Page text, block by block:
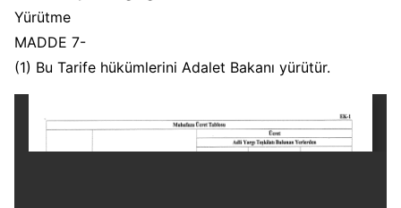
Yürütme
MADDE 7-
(1) Bu Tarife hükümlerini Adalet Bakanı yürütür.